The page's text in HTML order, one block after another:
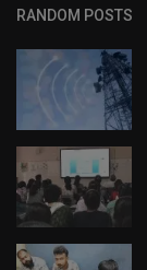
RANDOM POSTS